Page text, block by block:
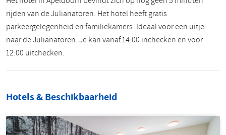
rijden van de Julianatoren. Het hotel heeft gratis
parkeergelegenheid en familiekamers. Ideaal voor een uitje
naar de Julianatoren. Je kan vanaf 14:00 inchecken en voor
12:00 uitchecken.
Hotels & Beschikbaarheid